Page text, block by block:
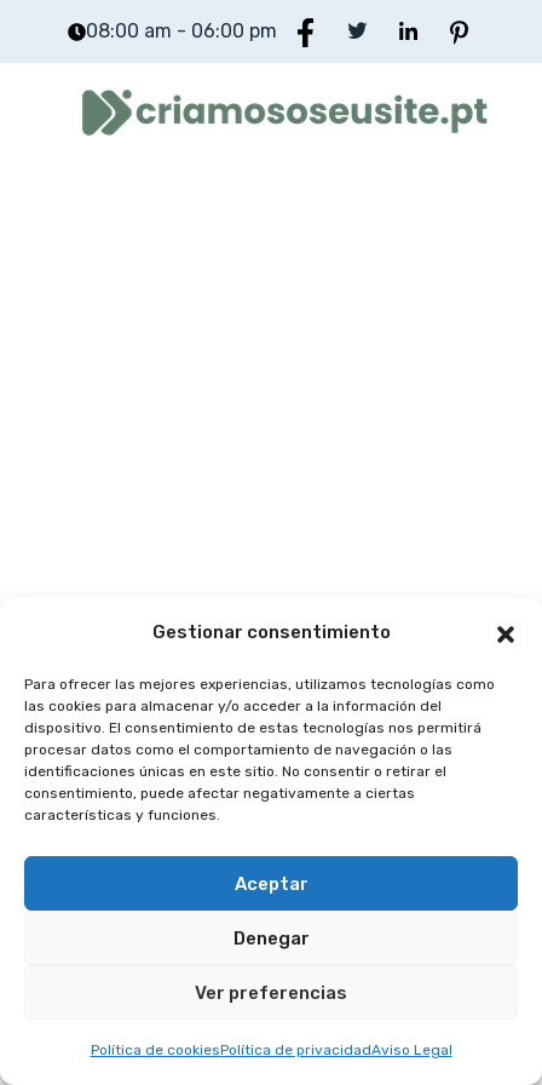
Gestionar consentimiento
Para ofrecer las mejores experiencias, utilizamos tecnologías como
las cookies para almacenar y/o acceder a la información del
dispositivo. El consentimiento de estas tecnologías nos permitirá
procesar datos como el comportamiento de navegación o las
identificaciones únicas en este sitio. No consentir o retirar el
consentimiento, puede afectar negativamente a ciertas
características y funciones.
Aceptar
Denegar
Ver preferencias
Política de cookiesPolítica de privacidadAviso Legal
08:00 am - 06:00 pm